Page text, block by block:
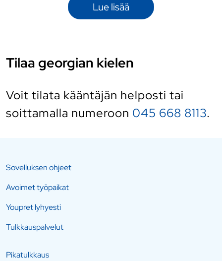
Lue lisää
Tilaa georgian kielen
Voit tilata kääntäjän helposti tai
soittamalla numeroon 045 668 8113.
Sovelluksen ohjeet
Avoimet työpaikat
Youpret lyhyesti
Tulkkauspalvelut
Pikatulkkaus